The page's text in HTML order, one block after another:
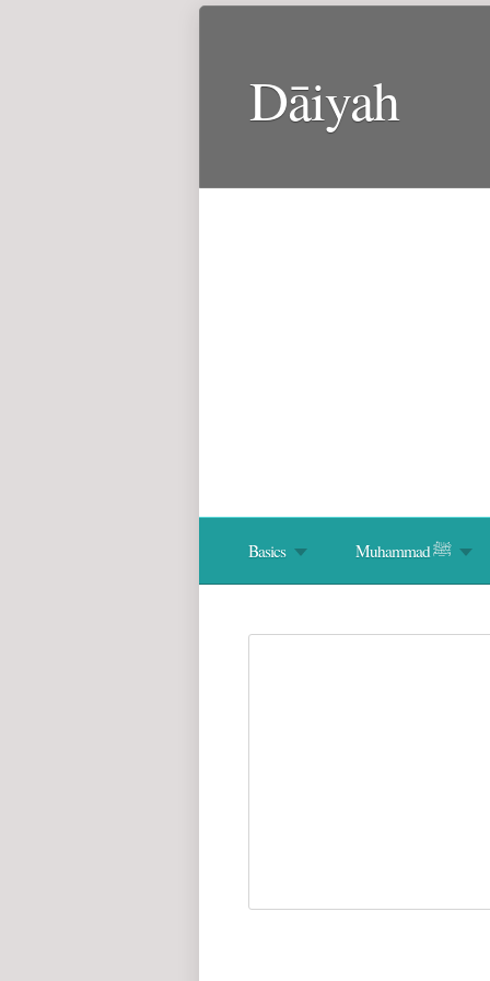
Dāiyah
Basics Muhammad ﷺ